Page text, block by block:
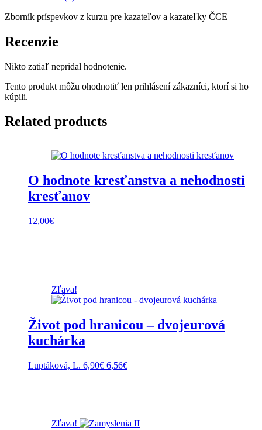
Zborník príspevkov z kurzu pre kazateľov a kazateľky ČCE
Recenzie
Nikto zatiaľ nepridal hodnotenie.
Tento produkt môžu ohodnotiť len prihlásení zákazníci, ktorí si ho
kúpili.
Related products
O hodnote kresťanstva a nehodnosti
kresťanov
12,00€
Zľava!
Život pod hranicou – dvojeurová
kuchárka
Luptáková, L. 6,90€ Pôvodná
6,56€Aktuálna
Zľava!